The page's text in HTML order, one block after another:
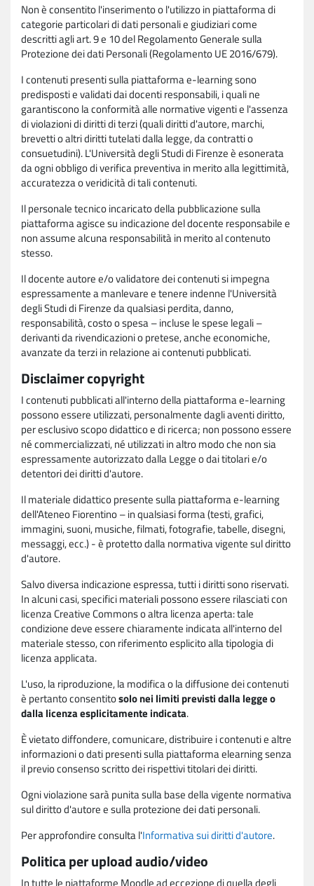
Non è consentito l'inserimento o l'utilizzo in piattaforma di
categorie particolari di dati personali e giudiziari come
descritti agli art. 9 e 10 del Regolamento Generale sulla
Protezione dei dati Personali (Regolamento UE 2016/679).
I contenuti presenti sulla piattaforma e-learning sono
predisposti e validati dai docenti responsabili, i quali ne
garantiscono la conformità alle normative vigenti e l'assenza
di violazioni di diritti di terzi (quali diritti d'autore, marchi,
brevetti o altri diritti tutelati dalla legge, da contratti o
consuetudini). L'Università degli Studi di Firenze è esonerata
da ogni obbligo di verifica preventiva in merito alla legittimità,
accuratezza o veridicità di tali contenuti.
Il personale tecnico incaricato della pubblicazione sulla
piattaforma agisce su indicazione del docente responsabile e
non assume alcuna responsabilità in merito al contenuto
stesso.
Il docente autore e/o validatore dei contenuti si impegna
espressamente a manlevare e tenere indenne l'Università
degli Studi di Firenze da qualsiasi perdita, danno,
responsabilità, costo o spesa – incluse le spese legali –
derivanti da rivendicazioni o pretese, anche economiche,
avanzate da terzi in relazione ai contenuti pubblicati.
Disclaimer copyright
I contenuti pubblicati all'interno della piattaforma e-learning
possono essere utilizzati, personalmente dagli aventi diritto,
per esclusivo scopo didattico e di ricerca; non possono essere
né commercializzati, né utilizzati in altro modo che non sia
espressamente autorizzato dalla Legge o dai titolari e/o
detentori dei diritti d'autore.
Il materiale didattico presente sulla piattaforma e-learning
dell'Ateneo Fiorentino – in qualsiasi forma (testi, grafici,
immagini, suoni, musiche, filmati, fotografie, tabelle, disegni,
messaggi, ecc.) - è protetto dalla normativa vigente sul diritto
d'autore.
Salvo diversa indicazione espressa, tutti i diritti sono riservati.
In alcuni casi, specifici materiali possono essere rilasciati con
licenza Creative Commons o altra licenza aperta: tale
condizione deve essere chiaramente indicata all'interno del
materiale stesso, con riferimento esplicito alla tipologia di
licenza applicata.
L'uso, la riproduzione, la modifica o la diffusione dei contenuti
è pertanto consentitosolo nei limiti previsti dalla legge o
dalla licenza esplicitamente indicata.
È vietato diffondere, comunicare, distribuire i contenuti e altre
informazioni o dati presenti sulla piattaforma elearning senza
il previo consenso scritto dei rispettivi titolari dei diritti.
Ogni violazione sarà punita sulla base della vigente normativa
sul diritto d'autore e sulla protezione dei dati personali.
Per approfondire consulta l'Informativa sui diritti d'autore.
Politica per upload audio/video
In tutte le piattaforme Moodle ad eccezione di quella degli